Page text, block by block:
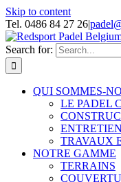
Skip to content
Tel. 0486 84 27 26|
Search for:
QUI SOMMES-
LE PADEL
ENTRETIEN
TRAVAUX
NOTRE GAMME
TERRAINS